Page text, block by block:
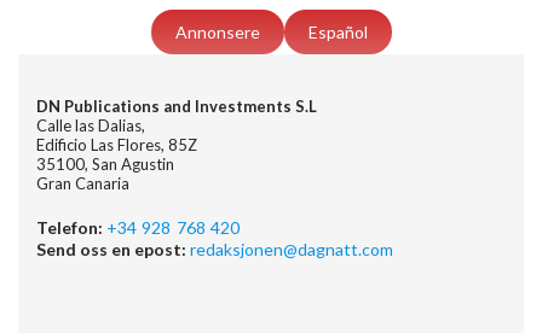
Annonsere Español
DN Publications and Investments S.L
Calle las Dalias,
Edificio Las Flores, 85Z
35100, San Agustin
Gran Canaria
Telefon: +34 928 768 420
Send oss en epost: redaksjonen@dagnatt.com